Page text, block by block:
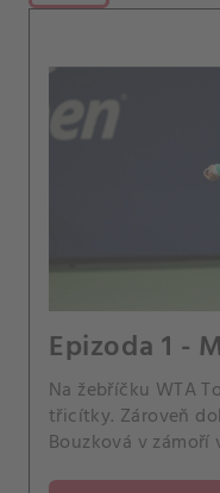
Epizoda 1 -
Na žebříčku WTA
třicítky. Zároveň
Bouzková v